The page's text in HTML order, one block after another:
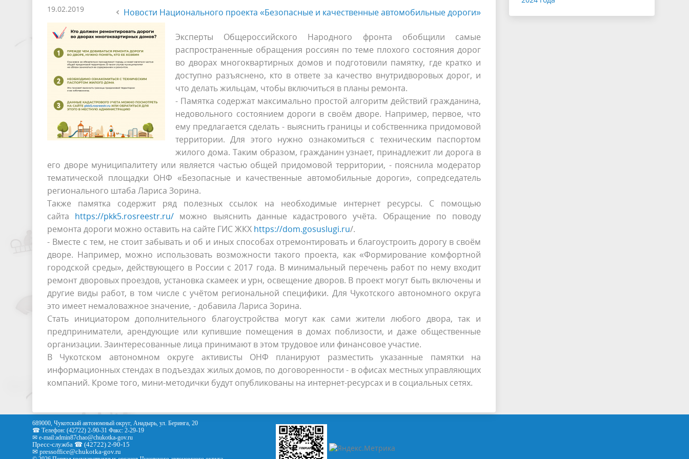
19.02.2019 Новости Национального проекта «Безопасные и качественные автомобильные дороги»
Эксперты Общероссийского Народного фронта обобщили самые
распространенные обращения россиян по теме плохого состояния дорог
во дворах многоквартирных домов и подготовили памятку, где кратко и
доступно разъяснено, кто в ответе за качество внутридворовых дорог, и
что делать жильцам, чтобы включиться в планы ремонта.
- Памятка содержат максимально простой алгоритм действий гражданина,
недовольного состоянием дороги в своём дворе. Например, первое, что
ему предлагается сделать - выяснить границы и собственника придомовой
территории. Для этого нужно ознакомиться с техническим паспортом
жилого дома. Таким образом, гражданин узнает, принадлежит ли дорога в
его дворе муниципалитету или является частью общей придомовой территории, - пояснила модератор
тематической площадки ОНФ «Безопасные и качественные автомобильные дороги», сопредседатель
регионального штаба Лариса Зорина.
Также памятка содержит ряд полезных ссылок на необходимые интернет ресурсы. С помощью
сайта https://pkk5.rosreestr.ru/ можно выяснить данные кадастрового учёта. Обращение по поводу
ремонта дороги можно оставить на сайте ГИС ЖКХ https://dom.gosuslugi.ru/.
- Вместе с тем, не стоит забывать и об и иных способах отремонтировать и благоустроить дорогу в своём
дворе. Например, можно использовать возможности такого проекта, как «Формирование комфортной
городской среды», действующего в России с 2017 года. В минимальный перечень работ по нему входит
ремонт дворовых проездов, установка скамеек и урн, освещение дворов. В проект могут быть включены и
другие виды работ, в том числе с учётом региональной специфики. Для Чукотского автономного округа
это имеет немаловажное значение, - добавила Лариса Зорина.
Стать инициатором дополнительного благоустройства могут как сами жители любого двора, так и
предприниматели, арендующие или купившие помещения в домах поблизости, и даже общественные
организации. Заинтересованные лица принимают в этом трудовое или финансовое участие.
В Чукотском автономном округе активисты ОНФ планируют разместить указанные памятки на
информационных стендах в подъездах жилых домов, по договоренности - в офисах местных управляющих
компаний. Кроме того, мини-методички будут опубликованы на интернет-ресурсах и в социальных сетях.
689000, Чукотский автономный округ, Анадырь, ул. Беринга, 20
☎ Телефон: (42722) 2-90-31 Факс: 2-29-19
✉ e-mail:admin87chao@chukotka-gov.ru
Пресс-служба ☎ (42722) 2-90-15
✉ pressoffice@chukotka-gov.ru